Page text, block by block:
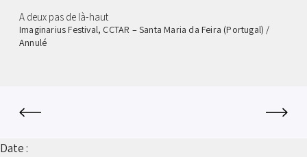
A deux pas de là-haut
Imaginarius Festival, CCTAR – Santa Maria da Feira (Portugal) /
Annulé
Date :